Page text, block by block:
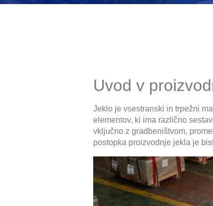
Uvod v
Jeklo je vsestranski in trpežni
elementov, ki ima različno
vključno z gradbeništvom,
postopka proizvodnje jekla je